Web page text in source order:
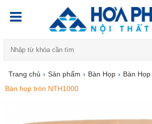
Trang chủ › Sản phẩm › Bàn Họp › Bàn
Bàn họp tròn NTH1000